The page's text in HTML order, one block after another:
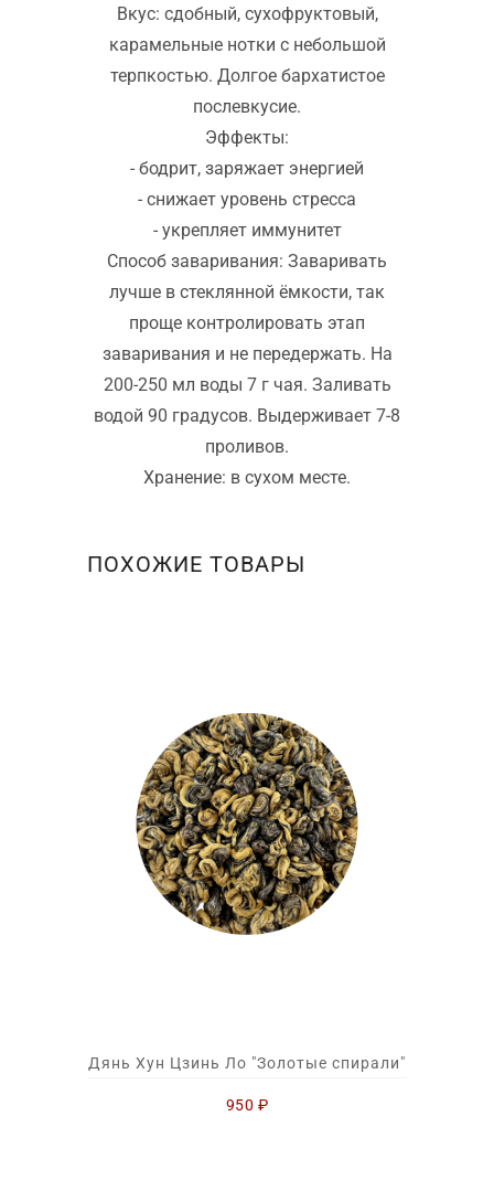
Вкус: сдобный, сухофруктовый,
карамельные нотки с небольшой
терпкостью. Долгое бархатистое
послевкусие.
Эффекты:
- бодрит, заряжает энергией
- снижает уровень стресса
- укрепляет иммунитет
Способ заваривания: Заваривать
лучше в стеклянной ёмкости, так
проще контролировать этап
заваривания и не передержать. На
200-250 мл воды 7 г чая. Заливать
водой 90 градусов. Выдерживает 7-8
проливов.
Хранение: в сухом месте.
ПОХОЖИЕ ТОВАРЫ
Дянь Хун Цзинь Ло "Золотые спирали"
950 ₽